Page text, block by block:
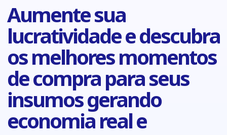
Aumente sua
lucratividade e descubra
os melhores momentos
de compra para seus
insumos gerando
economia real e